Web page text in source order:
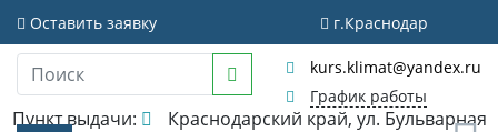
Оставить заявку г.Краснодар
kurs.klimat@yandex.ru
График работы
Пункт выдачи: